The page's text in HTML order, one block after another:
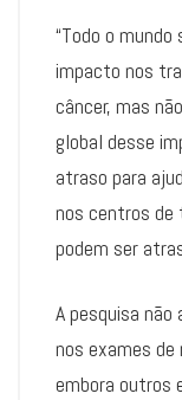
“Todo o
impacto nos
câncer, mas
global desse
atraso para
nos centros
podem ser
A pesquisa
nos exames de
embora outros